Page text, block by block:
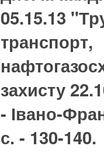
05.15.13
транспорт,
захисту
- Івано-
с. - 130-140.